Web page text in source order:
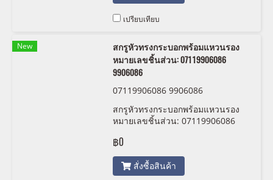
เปรียบเทียบ
New
สกรูหัวทรงกระบอกพร้อมแหวนรอง
หมายเลขชิ้นส่วน: 07119906086
9906086
07119906086 9906086
สกรูหัวทรงกระบอกพร้อมแหวนรอง
หมายเลขชิ้นส่วน: 07119906086
฿0
สั่งซื้อสินค้า